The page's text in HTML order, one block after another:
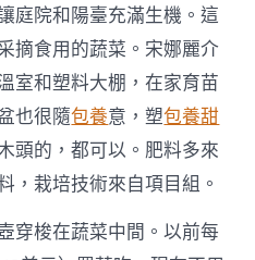
庭院和陽臺充滿生機。這
摘食用的蔬菜。宋娜麗介
室和塑料大棚，在家育苗
也很隨包養意，塑包養甜
頭的，都可以。肥料多來
，栽培技術來自項目組。
穿梭在蔬菜中間。以前每